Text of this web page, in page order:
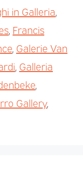
in Galleria
Francis
Galerie Van
Galleria
Gallery,